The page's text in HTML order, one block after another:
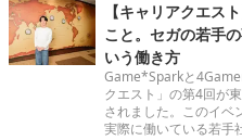
【キャリアクエス
こと。セガの若手
いう働き方
Game*Sparkと
クエスト」の第4回が
されました。このイベ
実際に働いている若手